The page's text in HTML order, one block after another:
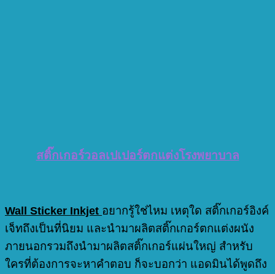
สติ๊กเกอร์วอลเปเปอร์ตกแต่งโรงพยาบาล
Wall Sticker Inkjet อยากรู้ใช่ไหม เหตุใด สติ๊กเกอร์อิงค์
เจ็ทถึงเป็นที่นิยม และนำมาผลิตสติ๊กเกอร์ตกแต่งผนัง
ภายนอกรวมถึงนำมาผลิตสติ๊กเกอร์แผ่นใหญ่ สำหรับ
ใครที่ต้องการจะหาคำตอบ ก็จะบอกว่า แอดมินได้พูดถึง